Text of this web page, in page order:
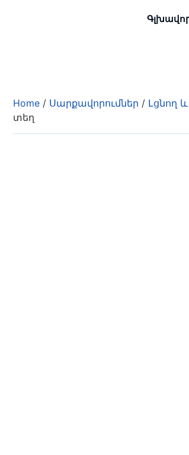
Home / Սարքավորումներ / Լցնող
տեղ